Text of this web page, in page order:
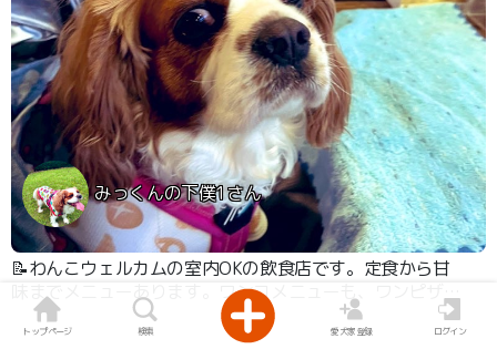
みっくんの下僕1さん
📝わんこウェルカムの室内OKの飲食店です。定食から甘
味までメニューあります。ワンコメニューも、ワンピザ、
デザート、ミートローフ、馬肉鹿肉ステーキ、ヤギミルク
なと豊富に揃えてます。
トップページ 検索 愛犬家登録 ログイン